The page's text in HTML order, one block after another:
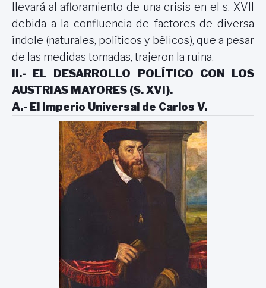
llevará al afloramiento de una crisis en el s. XVII
debida a la confluencia de factores de diversa
índole (naturales, políticos y bélicos), que a pesar
de las medidas tomadas, trajeron la ruina.
II.- EL DESARROLLO POLÍTICO CON LOS
AUSTRIAS MAYORES (S. XVI).
A.- El Imperio Universal de Carlos V.